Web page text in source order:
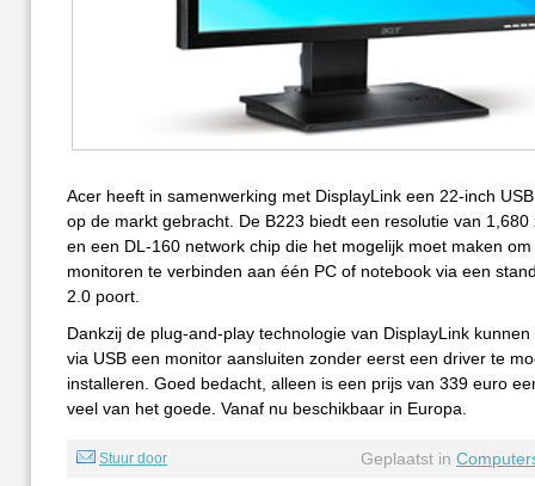
Acer heeft in samenwerking met DisplayLink een 22-inch
op de markt gebracht. De B223 biedt een resolutie van 1,680
en een DL-160 network chip die het mogelijk moet maken
monitoren te verbinden aan één PC of notebook via een
2.0 poort.
Dankzij de plug-and-play technologie van DisplayLink
via USB een monitor aansluiten zonder eerst een driver te
installeren. Goed bedacht, alleen is een prijs van 339 euro
veel van het goede. Vanaf nu beschikbaar in Europa.
Stuur door Geplaatst in